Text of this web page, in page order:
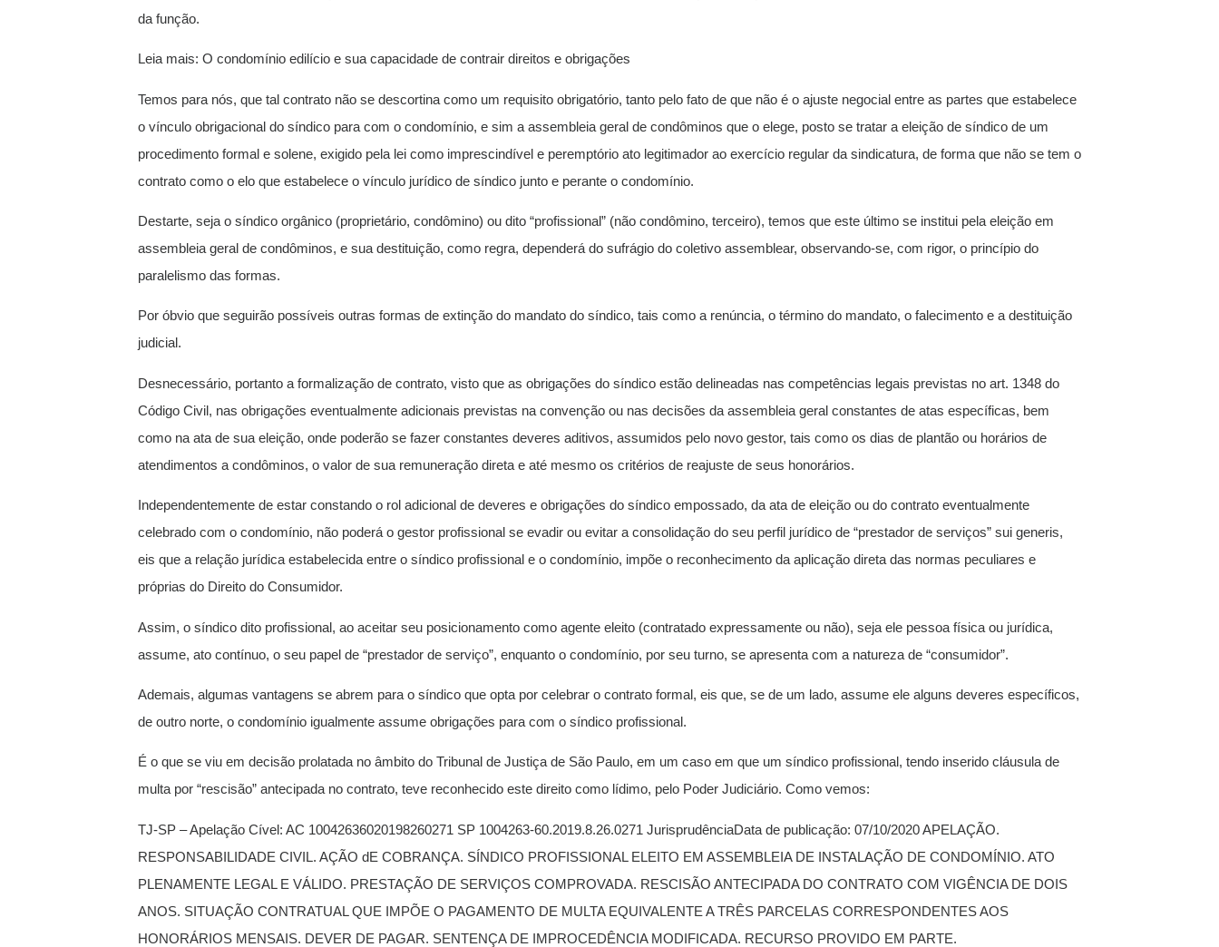
da função.
Leia mais: O condomínio edilício e sua capacidade de contrair direitos e obrigações
Temos para nós, que tal contrato não se descortina como um requisito obrigatório, tanto pelo fato de que não é o ajuste negocial entre as partes que estabelece
o vínculo obrigacional do síndico para com o condomínio, e sim a assembleia geral de condôminos que o elege, posto se tratar a eleição de síndico de um
procedimento formal e solene, exigido pela lei como imprescindível e peremptório ato legitimador ao exercício regular da sindicatura, de forma que não se tem o
contrato como o elo que estabelece o vínculo jurídico de síndico junto e perante o condomínio.
Destarte, seja o síndico orgânico (proprietário, condômino) ou dito “profissional” (não condômino, terceiro), temos que este último se institui pela eleição em
assembleia geral de condôminos, e sua destituição, como regra, dependerá do sufrágio do coletivo assemblear, observando-se, com rigor, o princípio do
paralelismo das formas.
Por óbvio que seguirão possíveis outras formas de extinção do mandato do síndico, tais como a renúncia, o término do mandato, o falecimento e a destituição
judicial.
Desnecessário, portanto a formalização de contrato, visto que as obrigações do síndico estão delineadas nas competências legais previstas no art. 1348 do
Código Civil, nas obrigações eventualmente adicionais previstas na convenção ou nas decisões da assembleia geral constantes de atas específicas, bem
como na ata de sua eleição, onde poderão se fazer constantes deveres aditivos, assumidos pelo novo gestor, tais como os dias de plantão ou horários de
atendimentos a condôminos, o valor de sua remuneração direta e até mesmo os critérios de reajuste de seus honorários.
Independentemente de estar constando o rol adicional de deveres e obrigações do síndico empossado, da ata de eleição ou do contrato eventualmente
celebrado com o condomínio, não poderá o gestor profissional se evadir ou evitar a consolidação do seu perfil jurídico de “prestador de serviços” sui generis,
eis que a relação jurídica estabelecida entre o síndico profissional e o condomínio, impõe o reconhecimento da aplicação direta das normas peculiares e
próprias do Direito do Consumidor.
Assim, o síndico dito profissional, ao aceitar seu posicionamento como agente eleito (contratado expressamente ou não), seja ele pessoa física ou jurídica,
assume, ato contínuo, o seu papel de “prestador de serviço”, enquanto o condomínio, por seu turno, se apresenta com a natureza de “consumidor”.
Ademais, algumas vantagens se abrem para o síndico que opta por celebrar o contrato formal, eis que, se de um lado, assume ele alguns deveres específicos,
de outro norte, o condomínio igualmente assume obrigações para com o síndico profissional.
É o que se viu em decisão prolatada no âmbito do Tribunal de Justiça de São Paulo, em um caso em que um síndico profissional, tendo inserido cláusula de
multa por “rescisão” antecipada no contrato, teve reconhecido este direito como lídimo, pelo Poder Judiciário. Como vemos:
TJ-SP – Apelação Cível: AC 10042636020198260271 SP 1004263-60.2019.8.26.0271 JurisprudênciaData de publicação: 07/10/2020 APELAÇÃO.
RESPONSABILIDADE CIVIL. AÇÃO dE COBRANÇA. SÍNDICO PROFISSIONAL ELEITO EM ASSEMBLEIA DE INSTALAÇÃO DE CONDOMÍNIO. ATO
PLENAMENTE LEGAL E VÁLIDO. PRESTAÇÃO DE SERVIÇOS COMPROVADA. RESCISÃO ANTECIPADA DO CONTRATO COM VIGÊNCIA DE DOIS
ANOS. SITUAÇÃO CONTRATUAL QUE IMPÕE O PAGAMENTO DE MULTA EQUIVALENTE A TRÊS PARCELAS CORRESPONDENTES AOS
HONORÁRIOS MENSAIS. DEVER DE PAGAR. SENTENÇA DE IMPROCEDÊNCIA MODIFICADA. RECURSO PROVIDO EM PARTE.